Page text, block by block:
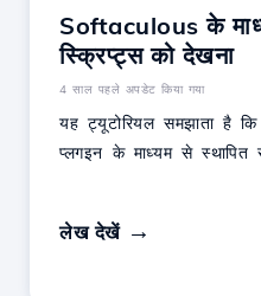
Softaculous के
स्क्रिप्ट्स को देखना
4 साल पहले अपडेट किया गया
यह ट्यूटोरियल समझाता है
प्लगइन के माध्यम से
लेख देखें